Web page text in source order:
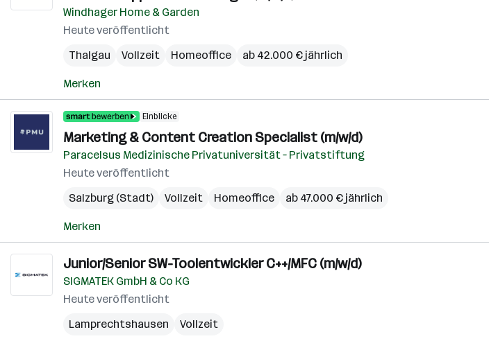
Windhager Home & Garden
Heute veröffentlicht
Thalgau
Vollzeit Homeoffice ab 42.000 € jährlich
Merken
Einblicke
Marketing & Content Creation Specialist (m/w/d)
Paracelsus Medizinische Privatuniversität – Privatstiftung
Heute veröffentlicht
Salzburg (Stadt)
Vollzeit Homeoffice ab 47.000 € jährlich
Merken
Junior/Senior SW-Toolentwickler C++/MFC (m/w/d)
SIGMATEK GmbH & Co KG
Heute veröffentlicht
Lamprechtshausen
Vollzeit